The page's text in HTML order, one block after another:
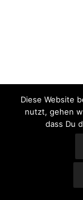
Diese Website
nutzt, gehen
dass Du